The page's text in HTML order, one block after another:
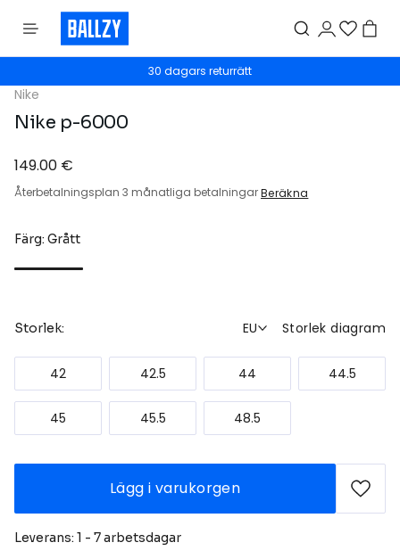
30 dagars returrätt
Nike
Nike p-6000
149.00 €
Återbetalningsplan 3 månatliga betalningarBeräkna
Färg: Grått
Storlek: EU Storlek diagram
42 42.5 44 44.5
45 45.5 48.5
Lägg i varukorgen
Leverans: 1 - 7 arbetsdagar